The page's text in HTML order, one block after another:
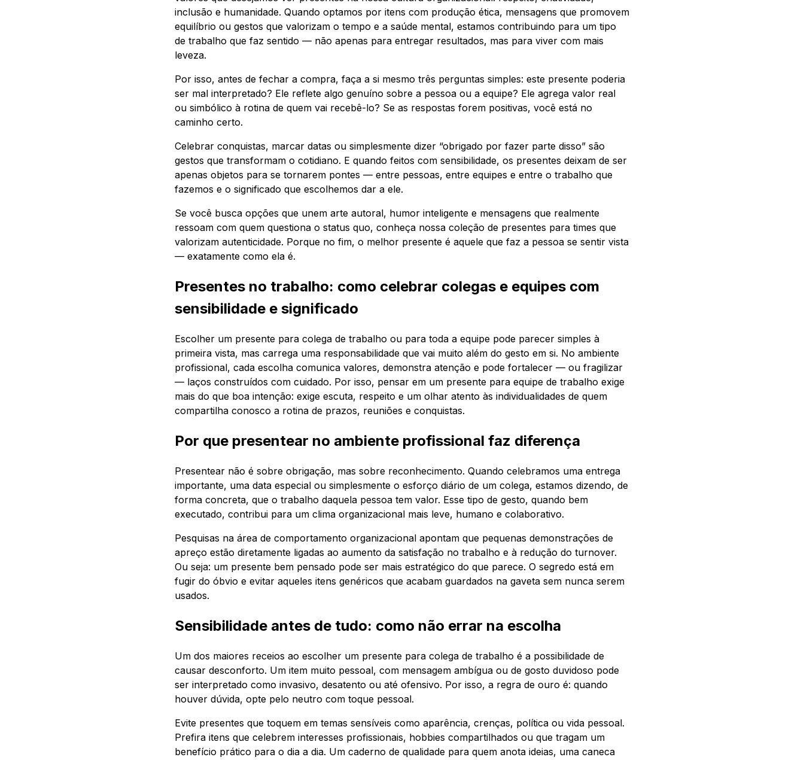
inclusão e humanidade. Quando optamos por itens com produção ética, mensagens que promovem
equilíbrio ou gestos que valorizam o tempo e a saúde mental, estamos contribuindo para um tipo
de trabalho que faz sentido — não apenas para entregar resultados, mas para viver com mais
leveza.
Por isso, antes de fechar a compra, faça a si mesmo três perguntas simples: este presente poderia
ser mal interpretado? Ele reflete algo genuíno sobre a pessoa ou a equipe? Ele agrega valor real
ou simbólico à rotina de quem vai recebê-lo? Se as respostas forem positivas, você está no
caminho certo.
Celebrar conquistas, marcar datas ou simplesmente dizer “obrigado por fazer parte disso” são
gestos que transformam o cotidiano. E quando feitos com sensibilidade, os presentes deixam de ser
apenas objetos para se tornarem pontes — entre pessoas, entre equipes e entre o trabalho que
fazemos e o significado que escolhemos dar a ele.
Se você busca opções que unem arte autoral, humor inteligente e mensagens que realmente
ressoam com quem questiona o status quo, conheça nossa coleção de presentes para times que
valorizam autenticidade. Porque no fim, o melhor presente é aquele que faz a pessoa se sentir vista
— exatamente como ela é.
Presentes no trabalho: como celebrar colegas e equipes com
sensibilidade e significado
Escolher um presente para colega de trabalho ou para toda a equipe pode parecer simples à
primeira vista, mas carrega uma responsabilidade que vai muito além do gesto em si. No ambiente
profissional, cada escolha comunica valores, demonstra atenção e pode fortalecer — ou fragilizar
— laços construídos com cuidado. Por isso, pensar em um presente para equipe de trabalho exige
mais do que boa intenção: exige escuta, respeito e um olhar atento às individualidades de quem
compartilha conosco a rotina de prazos, reuniões e conquistas.
Por que presentear no ambiente profissional faz diferença
Presentear não é sobre obrigação, mas sobre reconhecimento. Quando celebramos uma entrega
importante, uma data especial ou simplesmente o esforço diário de um colega, estamos dizendo, de
forma concreta, que o trabalho daquela pessoa tem valor. Esse tipo de gesto, quando bem
executado, contribui para um clima organizacional mais leve, humano e colaborativo.
Pesquisas na área de comportamento organizacional apontam que pequenas demonstrações de
apreço estão diretamente ligadas ao aumento da satisfação no trabalho e à redução do turnover.
Ou seja: um presente bem pensado pode ser mais estratégico do que parece. O segredo está em
fugir do óbvio e evitar aqueles itens genéricos que acabam guardados na gaveta sem nunca serem
usados.
Sensibilidade antes de tudo: como não errar na escolha
Um dos maiores receios ao escolher um presente para colega de trabalho é a possibilidade de
causar desconforto. Um item muito pessoal, com mensagem ambígua ou de gosto duvidoso pode
ser interpretado como invasivo, desatento ou até ofensivo. Por isso, a regra de ouro é: quando
houver dúvida, opte pelo neutro com toque pessoal.
Evite presentes que toquem em temas sensíveis como aparência, crenças, política ou vida pessoal.
Prefira itens que celebrem interesses profissionais, hobbies compartilhados ou que tragam um
benefício prático para o dia a dia. Um caderno de qualidade para quem anota ideias, uma caneca